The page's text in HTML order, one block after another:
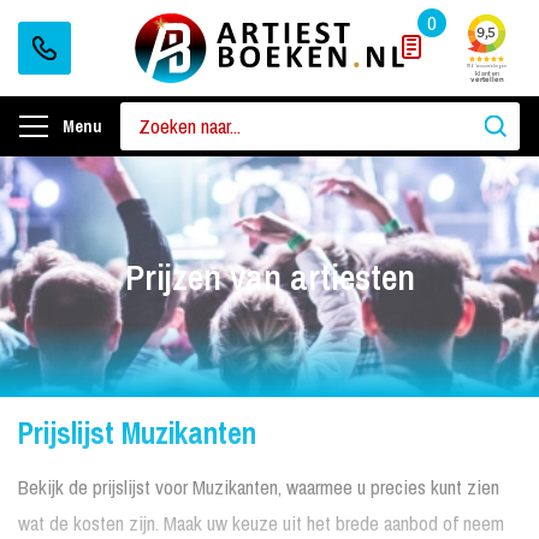
0
Menu
Prijzen van artiesten
Prijslijst Muzikanten
Bekijk de prijslijst voor Muzikanten, waarmee u precies kunt zien
wat de kosten zijn. Maak uw keuze uit het brede aanbod of neem